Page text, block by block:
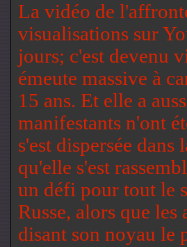
La vidéo de
visualisations sur
jours; c'est devenu
émeute massive à
15 ans. Et elle a
manifestants n'ont
s'est dispersée
qu'elle s'est
un défi pour tout le
Russe, alors que
disant son noyau le